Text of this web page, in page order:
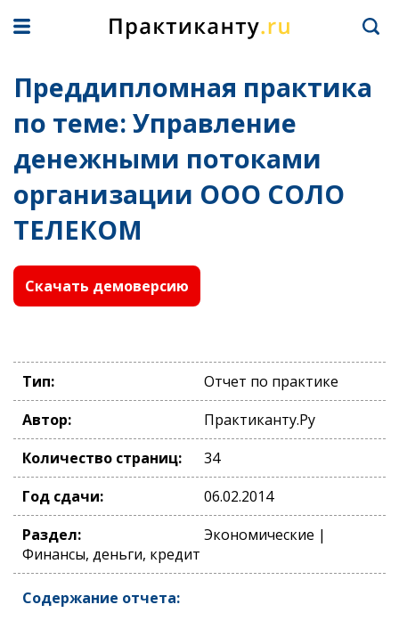
Преддипломная практика
по теме: Управление
денежными потоками
организации ООО СОЛО
ТЕЛЕКОМ
Скачать демоверсию
Тип:
Отчет по практике
Автор:
Практиканту.Ру
Количество страниц:
34
Год сдачи:
06.02.2014
Раздел:
Экономические |
Финансы, деньги, кредит
Содержание отчета: